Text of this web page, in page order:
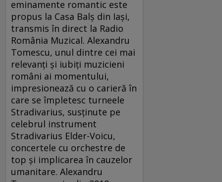
eminamente romantic este
propus la Casa Balș din Iași,
transmis în direct la Radio
România Muzical. Alexandru
Tomescu, unul dintre cei mai
relevanți și iubiți muzicieni
români ai momentului,
impresionează cu o carieră în
care se împletesc turneele
Stradivarius, susținute pe
celebrul instrument
Stradivarius Elder-Voicu,
concertele cu orchestre de
top și implicarea în cauzelor
umanitare. Alexandru